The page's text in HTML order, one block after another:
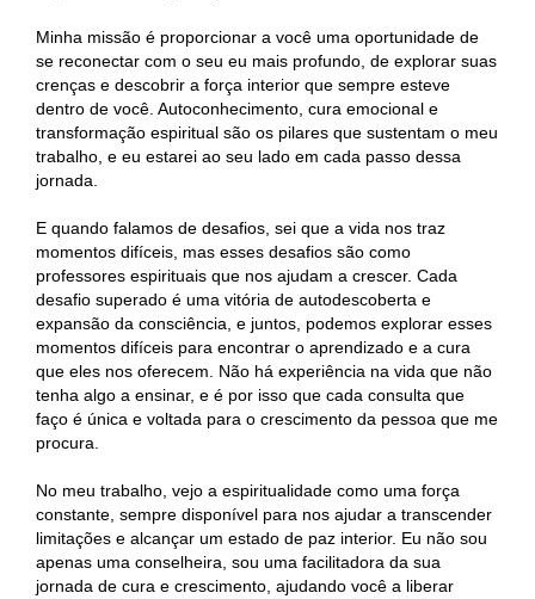
Minha missão é proporcionar a você uma oportunidade de
se reconectar com o seu eu mais profundo, de explorar suas
crenças e descobrir a força interior que sempre esteve
dentro de você. Autoconhecimento, cura emocional e
transformação espiritual são os pilares que sustentam o meu
trabalho, e eu estarei ao seu lado em cada passo dessa
jornada.
E quando falamos de desafios, sei que a vida nos traz
momentos difíceis, mas esses desafios são como
professores espirituais que nos ajudam a crescer. Cada
desafio superado é uma vitória de autodescoberta e
expansão da consciência, e juntos, podemos explorar esses
momentos difíceis para encontrar o aprendizado e a cura
que eles nos oferecem. Não há experiência na vida que não
tenha algo a ensinar, e é por isso que cada consulta que
faço é única e voltada para o crescimento da pessoa que me
procura.
No meu trabalho, vejo a espiritualidade como uma força
constante, sempre disponível para nos ajudar a transcender
limitações e alcançar um estado de paz interior. Eu não sou
apenas uma conselheira, sou uma facilitadora da sua
jornada de cura e crescimento, ajudando você a liberar